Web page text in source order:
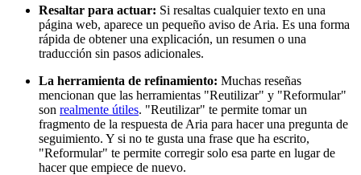
Resaltar para actuar: Si resaltas cualquier texto en una
página web, aparece un pequeño aviso de Aria. Es una forma
rápida de obtener una explicación, un resumen o una
traducción sin pasos adicionales.
La herramienta de refinamiento: Muchas reseñas
mencionan que las herramientas "Reutilizar" y "Reformular"
son realmente útiles. "Reutilizar" te permite tomar un
fragmento de la respuesta de Aria para hacer una pregunta de
seguimiento. Y si no te gusta una frase que ha escrito,
"Reformular" te permite corregir solo esa parte en lugar de
hacer que empiece de nuevo.